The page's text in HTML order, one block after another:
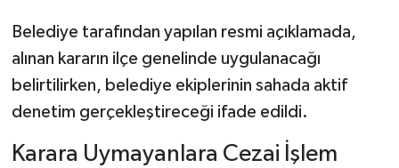
Belediye tarafından yapılan resmi açıklamada,
alınan kararın ilçe genelinde uygulanacağı
belirtilirken, belediye ekiplerinin sahada aktif
denetim gerçekleştireceği ifade edildi.
Karara Uymayanlara Cezai İşlem
Yaşam